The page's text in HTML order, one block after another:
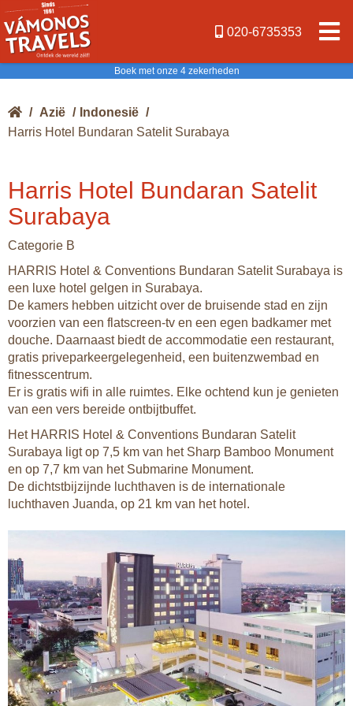
020-6735353
Boek met onze 4 zekerheden
/ Azië / Indonesië /
Harris Hotel Bundaran Satelit Surabaya
Harris Hotel Bundaran Satelit
Surabaya
Categorie B
HARRIS Hotel & Conventions Bundaran Satelit Surabaya is
een luxe hotel gelgen in Surabaya.
De kamers hebben uitzicht over de bruisende stad en zijn
voorzien van een flatscreen-tv en een egen badkamer met
douche. Daarnaast biedt de accommodatie een restaurant,
gratis priveparkeergelegenheid, een buitenzwembad en
fitnesscentrum.
Er is gratis wifi in alle ruimtes. Elke ochtend kun je genieten
van een vers bereide ontbijtbuffet.
Het HARRIS Hotel & Conventions Bundaran Satelit
Surabaya ligt op 7,5 km van het Sharp Bamboo Monument
en op 7,7 km van het Submarine Monument.
De dichtstbijzijnde luchthaven is de internationale
luchthaven Juanda, op 21 km van het hotel.